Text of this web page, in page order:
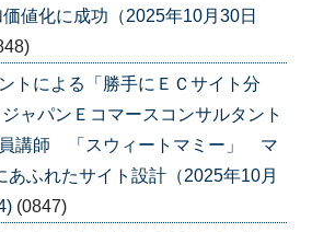
値化に成功（2025年10月30日
トによる「勝手にＥＣサイト分
ャパンＥコマースコンサルタント
講師 「スウィートマミー」 マ
あふれたサイト設計（2025年10月
(0847)